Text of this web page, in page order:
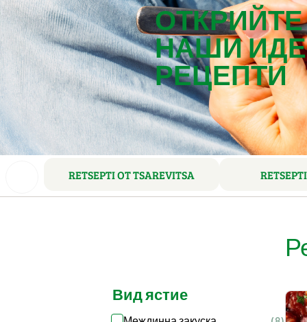
НАШИ
РЕЦЕПТИ
RETSEPTI OT TSAREVITSA
Вид ястие